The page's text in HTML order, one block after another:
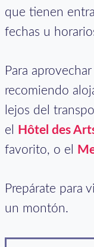
que tienen
fechas u
Para
recomiendo
lejos del
el
Hôtel des
favorito, o el
Prepárate para
un montón.